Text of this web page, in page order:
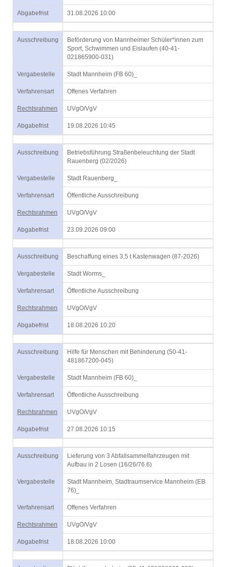
Abgabefrist 31.08.2026 10:00
Ausschreibung
Beförderung von Mannheimer Schüler*innen zum
Sport, Schwimmen und Eislaufen (40-41-
021865900-031)
Vergabestelle Stadt Mannheim (FB 60)_
Verfahrensart Offenes Verfahren
Rechtsrahmen UVgO/VgV
Abgabefrist 19.08.2026 10:45
Ausschreibung
Betriebsführung Straßenbeleuchtung der Stadt
Rauenberg (02/2026)
Vergabestelle Stadt Rauenberg_
Verfahrensart Öffentliche Ausschreibung
Rechtsrahmen UVgO/VgV
Abgabefrist 23.09.2026 09:00
Ausschreibung Beschaffung eines 3,5 t Kastenwagen (87-2026)
Vergabestelle Stadt Worms_
Verfahrensart Öffentliche Ausschreibung
Rechtsrahmen UVgO/VgV
Abgabefrist 18.08.2026 10:20
Ausschreibung
Hilfe für Menschen mit Behinderung (50-41-
481867200-045)
Vergabestelle Stadt Mannheim (FB 60)_
Verfahrensart Öffentliche Ausschreibung
Rechtsrahmen UVgO/VgV
Abgabefrist 27.08.2026 10:15
Ausschreibung
Lieferung von 3 Abfallsammelfahrzeugen mit
Aufbau in 2 Losen (16/26/76.6)
Vergabestelle
Stadt Mannheim, Stadtraumservice Mannheim (EB
76)_
Verfahrensart Offenes Verfahren
Rechtsrahmen UVgO/VgV
Abgabefrist 18.08.2026 10:00